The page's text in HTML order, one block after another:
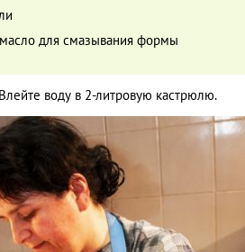
для смазывания формы
воду в 2-литровую кастрюлю.